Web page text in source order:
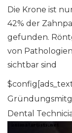
Die Krone ist
42% der
gefunden.
von
sichtbar sind
Dental